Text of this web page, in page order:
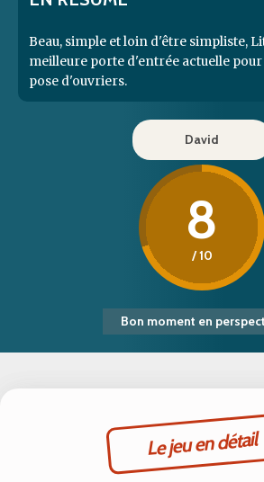
Beau, simple et loin d'être simpliste,
meilleure porte d'entrée actuelle
pose d'ouvriers.
David
8
/ 10
Bon moment en
Le jeu en détail